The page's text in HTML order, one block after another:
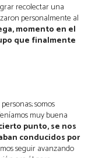
recolectar una
personalmente al
momento en el
que finalmente
somos
muy buena
punto, se nos
conducidos por
seguir avanzando